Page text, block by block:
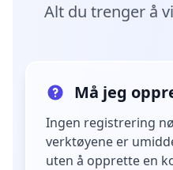
Alt du trenger å
Må jeg
Ingen registrering
verktøyene er
uten å opprette en